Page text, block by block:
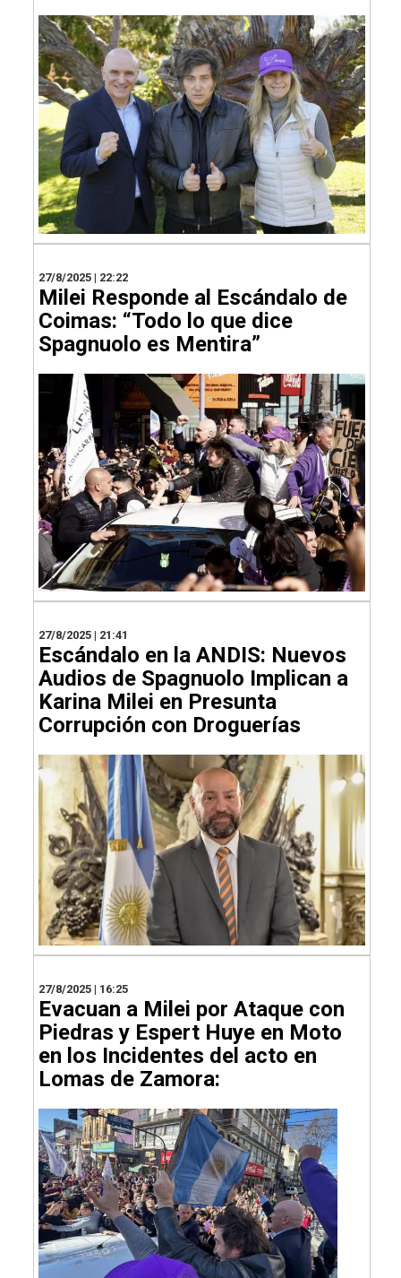
27/8/2025 | 22:22
Milei Responde al Escándalo de
Coimas: “Todo lo que dice
Spagnuolo es Mentira”
27/8/2025 | 21:41
Escándalo en la ANDIS: Nuevos
Audios de Spagnuolo Implican a
Karina Milei en Presunta
Corrupción con Droguerías
27/8/2025 | 16:25
Evacuan a Milei por Ataque con
Piedras y Espert Huye en Moto
en los Incidentes del acto en
Lomas de Zamora: